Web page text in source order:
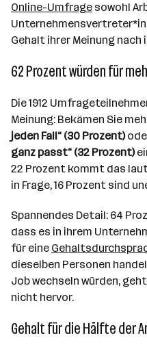
Online-Umfrage sowohl
Gehalt ihrer Meinung nach
62 Prozent würden für
Die 1912
Meinung: Bekämen Sie
jeden Fall“ (30 Prozent)
ganz passt“ (32 Prozent)
22 Prozent kommt das
in Frage, 16 Prozent sind
Spannendes Detail: 64
dass es in ihrem
für eine
dieselben Personen
Job wechseln würden,
nicht hervor.
Gehalt für die Hälfte der